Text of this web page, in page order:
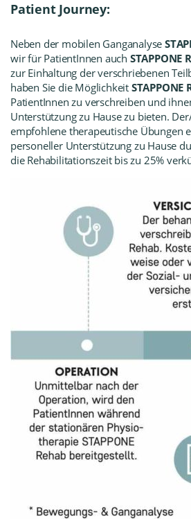
Patient Journey:
Neben der mobilen Ganganalyse
wir für PatientInnen auch STAPPONE
zur Einhaltung der verschriebenen
haben Sie die Möglichkeit STAPPONE
PatientInnen zu verschreiben und
Unterstützung zu Hause zu bieten.
empfohlene therapeutische Übungen
personeller Unterstützung zu Hause
die Rehabilitationszeit bis zu 25%